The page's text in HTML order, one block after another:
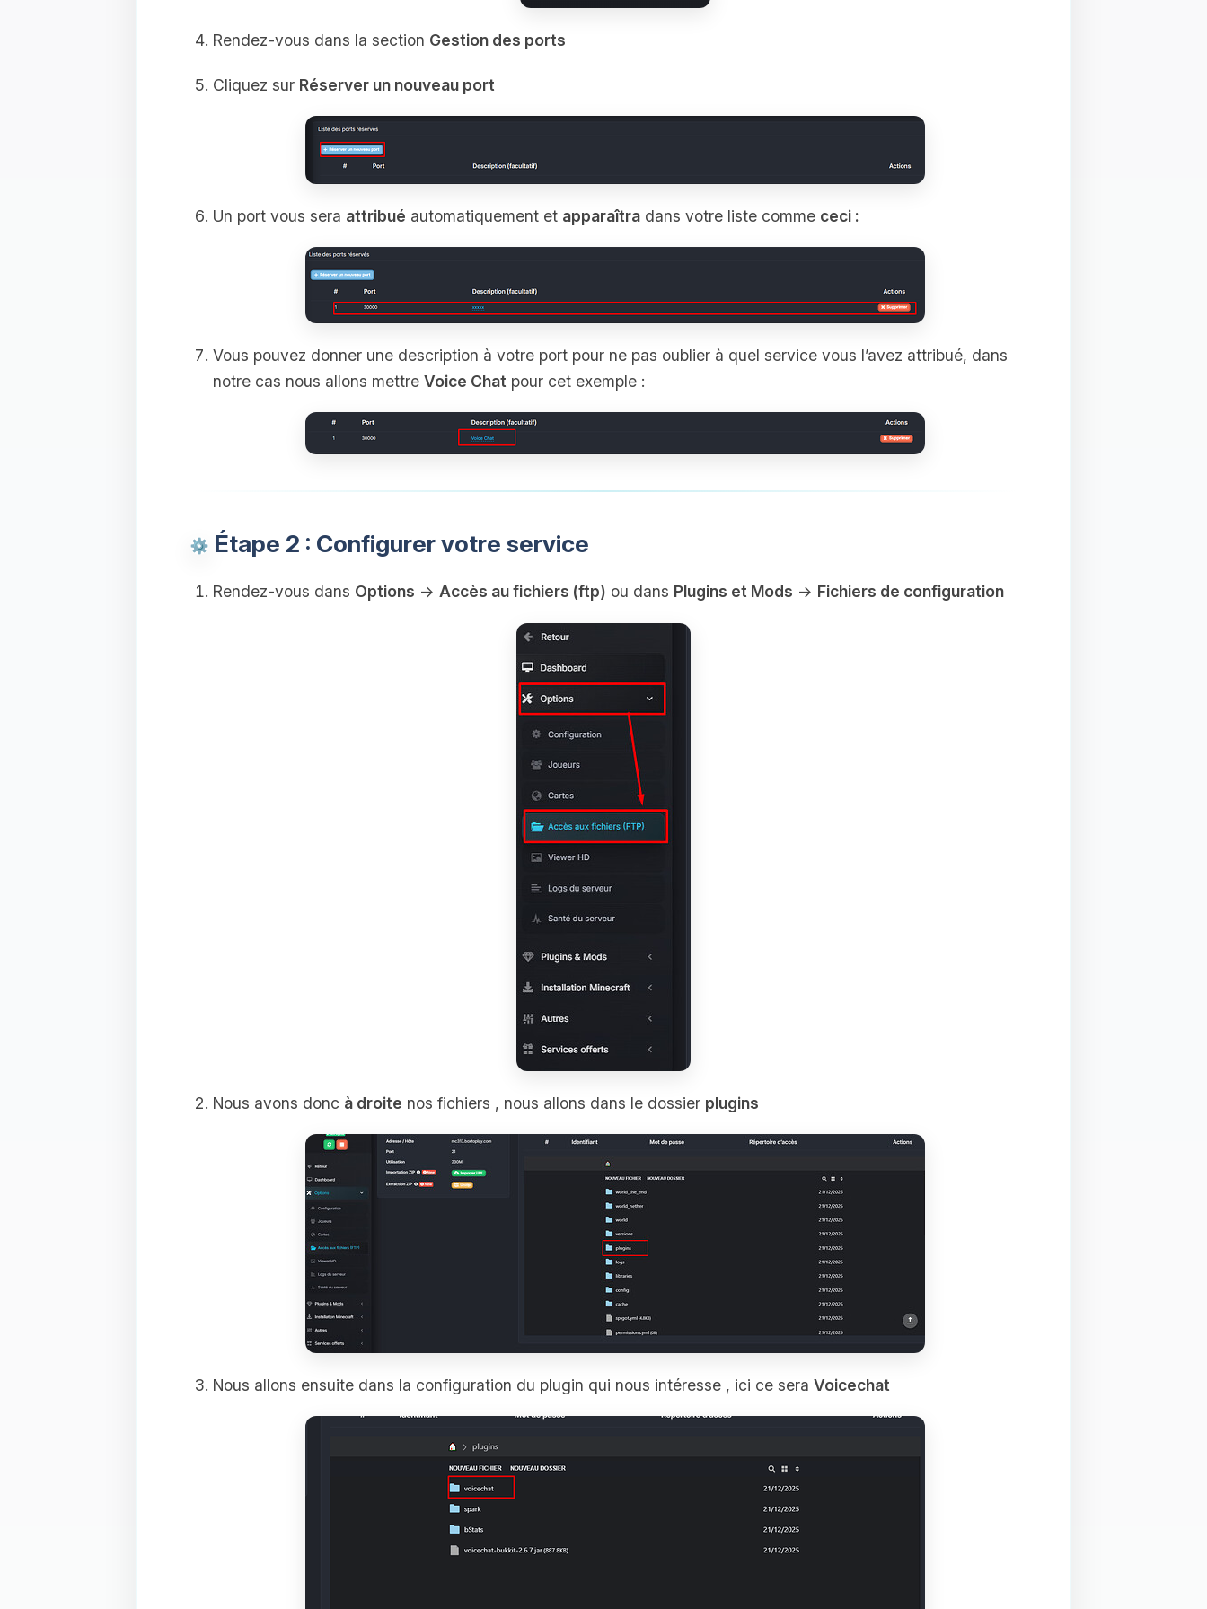
Rendez-vous dans la section Gestion des ports
Cliquez sur Réserver un nouveau port
Un port vous sera attribué automatiquement et apparaîtradans votre liste comme ceci :
Vous pouvez donner une description à votre port pour ne pas oublier à quel service vous l’avez attribué, dans
notre cas nous allons mettre Voice Chat pour cet exemple :
Étape 2 : Configurer votre service
Rendez-vous dans Options → Accès au fichiers (ftp) ou dans Plugins et Mods → Fichiers de configuration
Nous avons donc à droite nos fichiers , nous allons dans le dossier plugins
Nous allons ensuite dans la configuration du plugin qui nous intéresse , ici ce sera Voicechat